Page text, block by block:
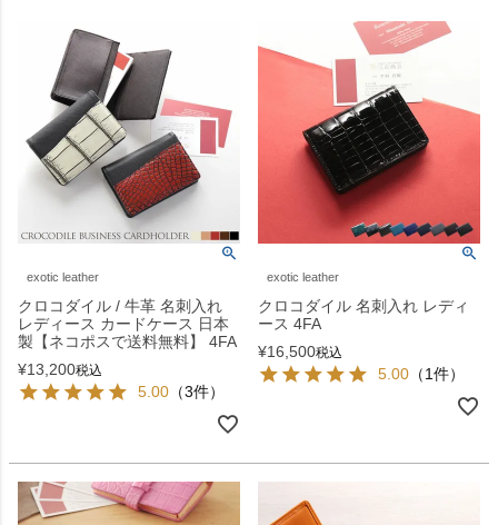
exotic leather
クロコダイル / 牛革 名刺入れ
レディース カードケース 日本
製【ネコポスで送料無料】 4FA
¥13,200税込
5.00 （3件）
exotic leather
クロコダイル 名刺入れ レディ
ース 4FA
¥16,500税込
5.00 （1件）